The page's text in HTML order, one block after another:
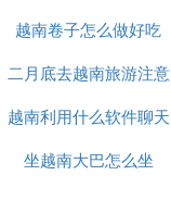
候能正常
越南卷子怎么做好吃
二月底去越南旅游注意
什么
越南利用什么软件聊天
坐越南大巴怎么坐